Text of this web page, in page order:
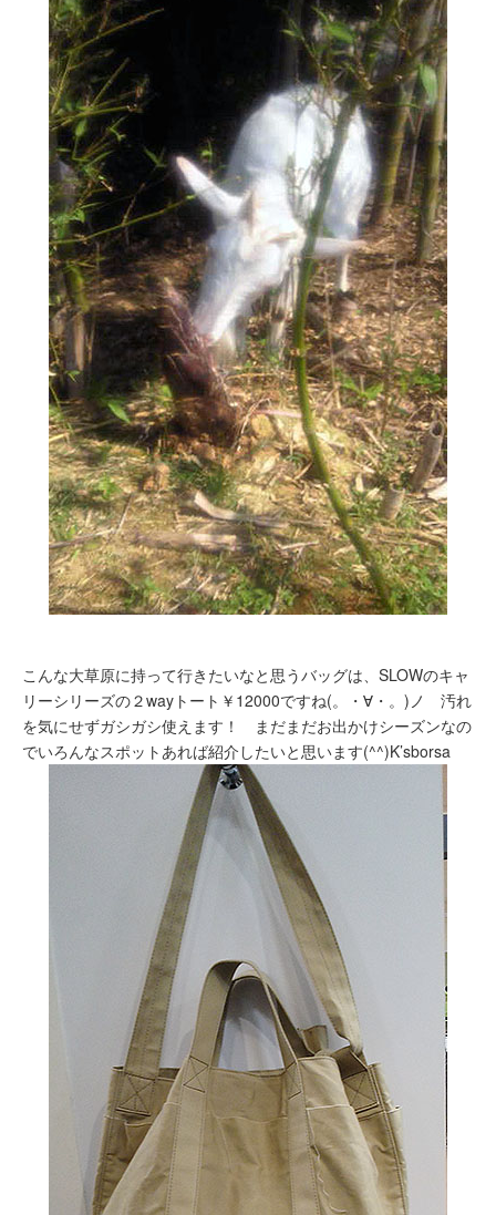
こんな大草原に持って行きたいなと思うバッグは、SLOWのキャ
リーシリーズの２wayトート￥12000ですね(。・∀・。)ノ 汚れ
を気にせずガシガシ使えます！ まだまだお出かけシーズンなの
でいろんなスポットあれば紹介したいと思います(^^)K’sborsa